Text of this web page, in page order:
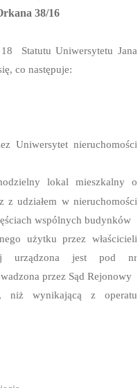
38/16
Statutu Uniwersytetu Jana
co następuje:
Uniwersytet nieruchomości
lokal mieszkalny o
z udziałem w nieruchomości
wspólnych budynków
użytku przez właścicieli
urządzona jest pod nr
przez Sąd Rejonowy
niż wynikającą z operatu